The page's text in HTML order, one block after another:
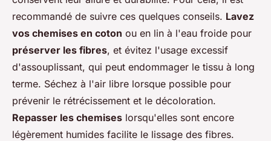
recommandé de suivre ces quelques conseils. Lavez
vos chemises en coton ou en lin à l'eau froide pour
préserver les fibres, et évitez l'usage excessif
d'assouplissant, qui peut endommager le tissu à long
terme. Séchez à l'air libre lorsque possible pour
prévenir le rétrécissement et le décoloration.
Repasser les chemises lorsqu'elles sont encore
légèrement humides facilite le lissage des fibres.